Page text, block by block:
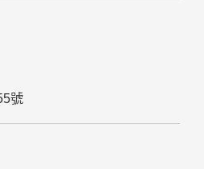
號